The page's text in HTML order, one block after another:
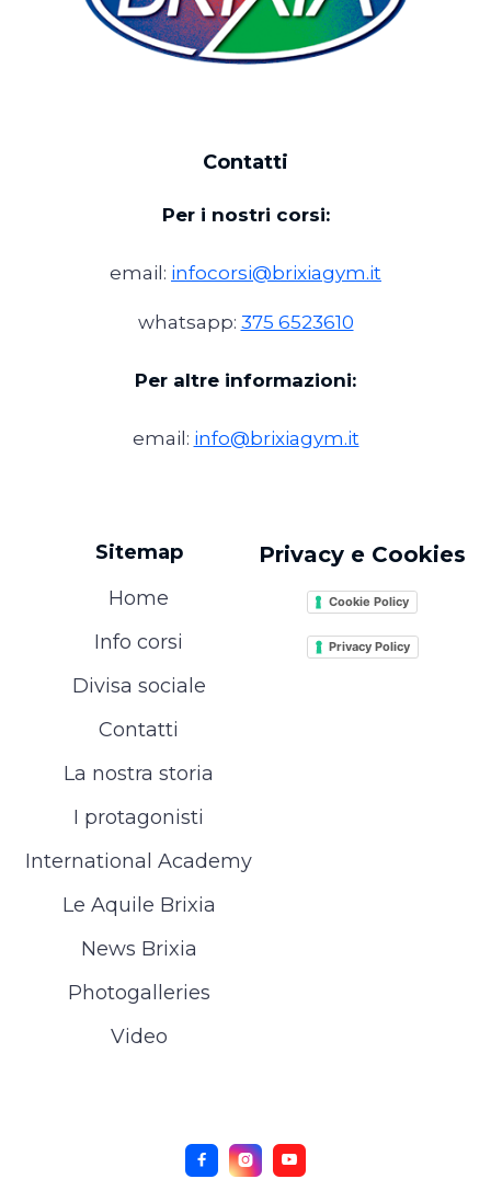
Contatti
Per i nostri corsi:
email: infocorsi@brixiagym.it
whatsapp: 375 6523610
Per altre informazioni:
email: info@brixiagym.it
Sitemap
Home
Info corsi
Divisa sociale
Contatti
La nostra storia
I protagonisti
International Academy
Le Aquile Brixia
News Brixia
Photogalleries
Video
Privacy e Cookies
Cookie Policy
Privacy Policy
  